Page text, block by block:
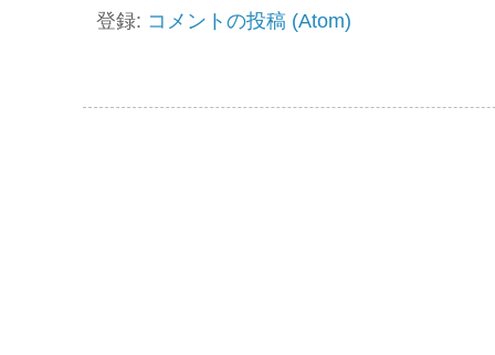
登録: コメントの投稿 (Atom)